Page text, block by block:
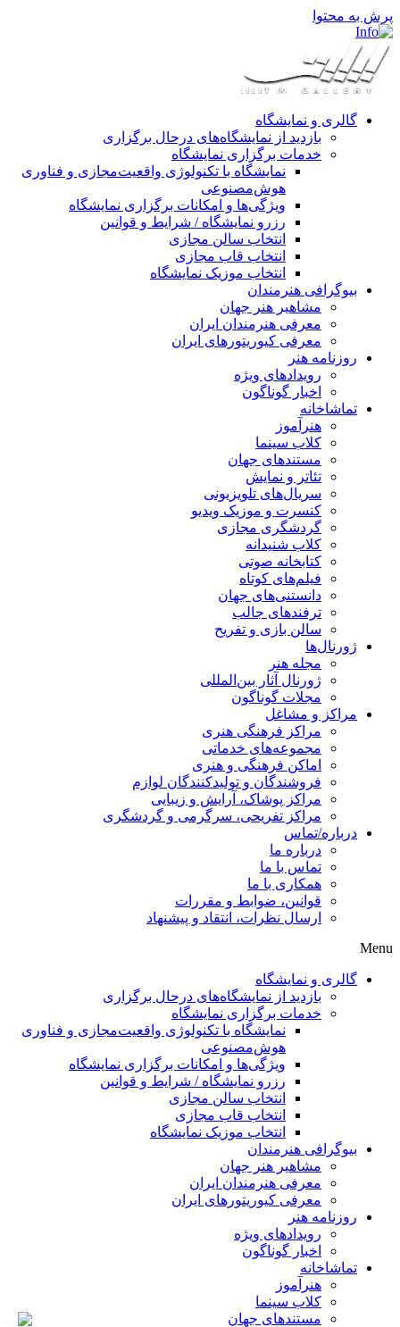
پرش به محتوا
گالری و نمایشگاه
بازدید از نمایشگاه‌های درحال برگزاری
خدمات برگزاری نمایشگاه
نمایشگاه با تکنولوژی واقعیت‌مجازی و فناوری
هوش‌مصنوعی
ویژگی‌ها و امکانات برگزاری نمایشگاه
رزرو نمایشگاه / شرایط و قوانین
انتخاب سالن مجازی
انتخاب قاب مجازی
انتخاب موزیک نمایشگاه
بیوگرافی هنرمندان
مشاهیر هنر جهان
معرفی هنرمندان ایران
معرفی کیوریتورهای ایران
روزنامه هنر
رویدادهای ویژه
اخبار گوناگون
تماشاخانه
هنرآموز
کلاب سینما
مستندهای جهان
تئاتر و نمایش
سریال‌های تلویزیونی
کنسرت و موزیک ویدیو
گردشگری مجازی
کلاب شنیدانه
کتابخانه صوتی
فیلم‌های کوتاه
دانستنی‌های جهان
ترفندهای جالب
سالن بازی و تفریح
ژورنال‌ها
مجله هنر
ژورنال آثار بین‌المللی
مجلات گوناگون
مراکز و مشاغل
مراکز فرهنگی هنری
مجموعه‌های خدماتی
اماکن فرهنگی و هنری
فروشندگان و تولیدکنندگان لوازم
مراکز پوشاک، آرایش و زیبایی
مراکز تفریحی، سرگرمی و گردشگری
درباره/تماس
درباره ما
تماس با ما
همکاری با ما
قوانین، ضوابط و مقررات
ارسال نظرات، انتقاد و پیشنهاد
Menu
گالری و نمایشگاه
بازدید از نمایشگاه‌های درحال برگزاری
خدمات برگزاری نمایشگاه
نمایشگاه با تکنولوژی واقعیت‌مجازی و فناوری
هوش‌مصنوعی
ویژگی‌ها و امکانات برگزاری نمایشگاه
رزرو نمایشگاه / شرایط و قوانین
انتخاب سالن مجازی
انتخاب قاب مجازی
انتخاب موزیک نمایشگاه
بیوگرافی هنرمندان
مشاهیر هنر جهان
معرفی هنرمندان ایران
معرفی کیوریتورهای ایران
روزنامه هنر
رویدادهای ویژه
اخبار گوناگون
تماشاخانه
هنرآموز
کلاب سینما
مستندهای جهان